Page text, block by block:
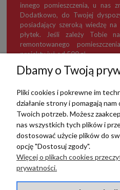
innego pomieszczenia, u nas
Dodatkowo, do Twojej
posiadający szeroką wiedzę
płytek. Jeśli zależy Tobie
remontowanego
projektu już od 500 zł.
BAZA
PŁATNOŚCI I
Dbamy o Twoją
Pliki cookies i pokrewne im
działanie strony i pomagają
Twoich potrzeb. Możesz
nas wszystkich tych plików i
dostosować użycie plików do
opcję "Dostosuj zgody".
Więcej o plikach cookies
prywatności.